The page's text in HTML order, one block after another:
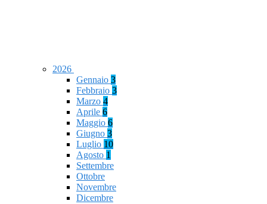
2026
Gennaio 3
Febbraio 3
Marzo 4
Aprile 6
Maggio 6
Giugno 3
Luglio 10
Agosto 1
Settembre
Ottobre
Novembre
Dicembre